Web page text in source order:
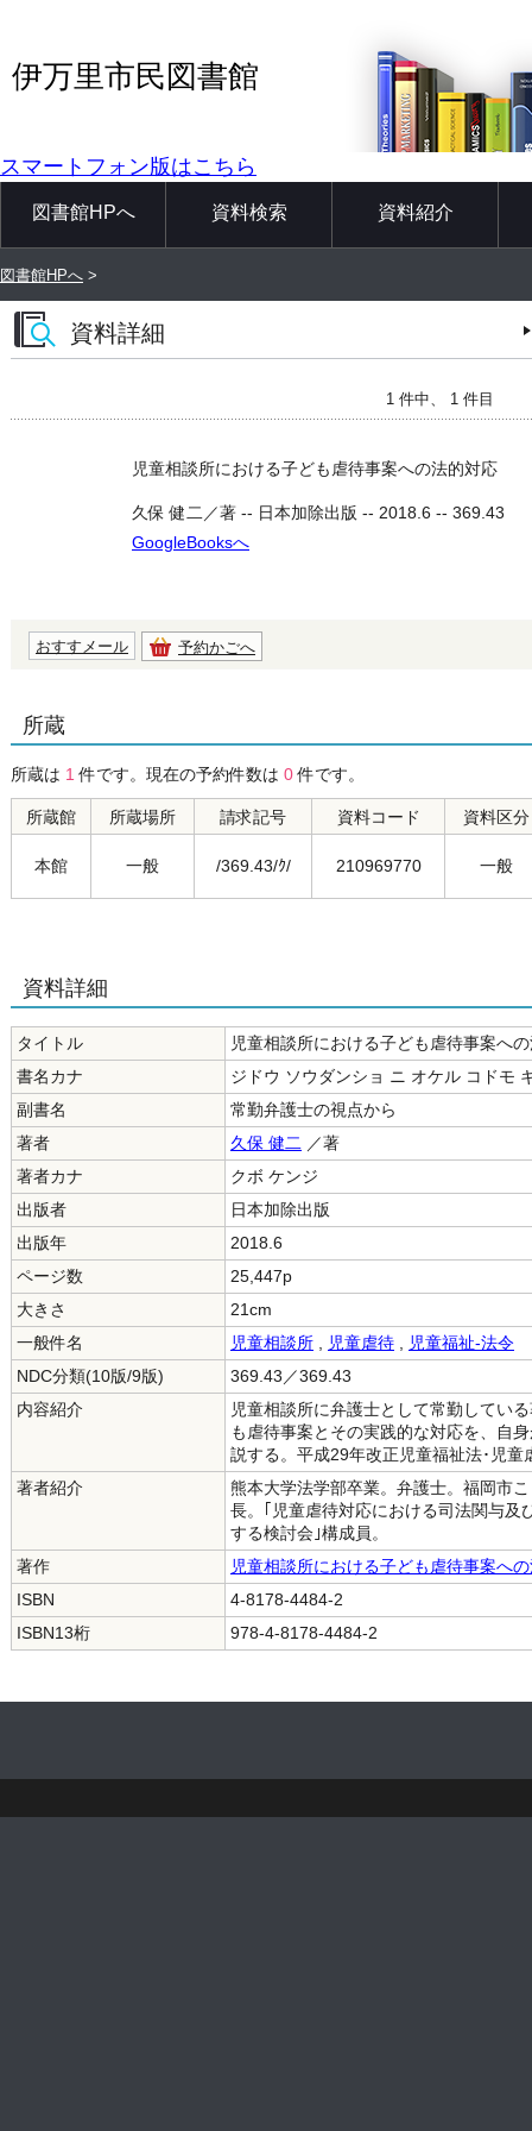
伊万里市民図書館
スマートフォン版はこちら
図書館HPへ 資料検索 資料紹介
図書館HPへ >
資料詳細
1 件中、 1 件目
児童相談所における子ども虐待事案への法的対応
久保 健二／著 -- 日本加除出版 -- 2018.6 -- 369.43
GoogleBooksへ
おすすメール 予約かごへ
所蔵
所蔵は 1 件です。現在の予約件数は 0件です。
所蔵館 所蔵場所 請求記号 資料コード 資料区分
本館 一般 /369.43/ｸ/ 210969770 一般
資料詳細
タイトル
児童相談所における子ども虐待事案へ
書名カナ
ジドウ ソウダンショ ニ オケル コドモ
副書名
常勤弁護士の視点から
著者
久保 健二 ／著
著者カナ
クボ ケンジ
出版者
日本加除出版
出版年
2018.6
ページ数
25,447p
大きさ
21cm
一般件名
児童相談所 児童虐待
児童福祉-法令
NDC分類(10版/9版)
369.43／369.43
内容紹介
児童相談所に弁護士として常勤してい
も虐待事案とその実践的な対応を、自
説する。平成29年改正児童福祉法･児童
著者紹介
熊本大学法学部卒業。弁護士。福岡市
長。｢児童虐待対応における司法関与及
する検討会｣構成員。
著作
児童相談所における子ども虐待事案へ
ISBN
4-8178-4484-2
ISBN13桁
978-4-8178-4484-2